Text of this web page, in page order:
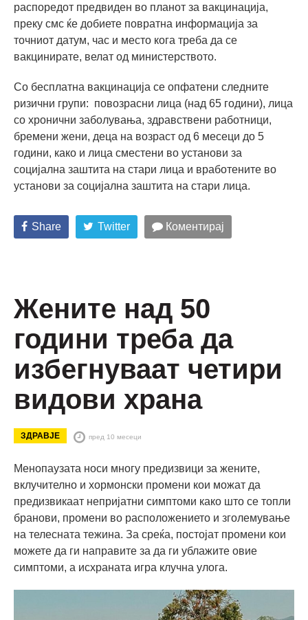
распоредот предвиден во планот за вакцинација,
преку смс ќе добиете повратна информација за
точниот датум, час и место кога треба да се
вакцинирате, велат од министерството.
Со бесплатна вакцинација се опфатени следните
ризични групи: повозрасни лица (над 65 години), лица
со хронични заболувања, здравствени работници,
бремени жени, деца на возраст од 6 месеци до 5
години, како и лица сместени во установи за
социјална заштита на стари лица и вработените во
установи за социјална заштита на стари лица.
Share Twitter Коментирај
Жените над 50
години треба да
избегнуваат четири
видови храна
ЗДРАВЈЕ пред 10 месеци
Менопаузата носи многу предизвици за жените,
вклучително и хормонски промени кои можат да
предизвикаат непријатни симптоми како што се топли
бранови, промени во расположението и зголемување
на телесната тежина. За среќа, постојат промени кои
можете да ги направите за да ги ублажите овие
симптоми, а исхраната игра клучна улога.